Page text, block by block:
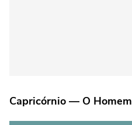
Capricórnio — O Homem